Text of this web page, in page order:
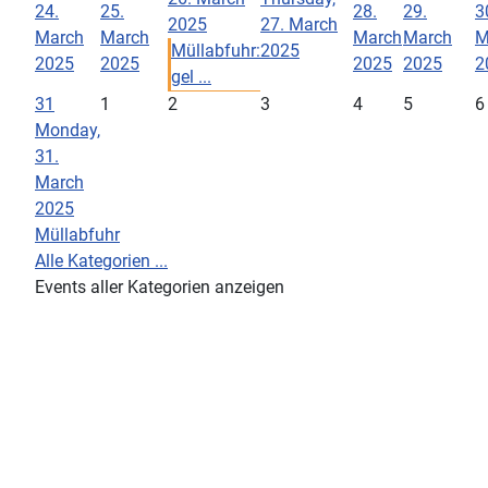
24.
March
2025
25.
March
2025
2025
Müllabfuhr:
gel ...
27. March
2025
28.
March
2025
29.
March
2025
31
Monday,
31.
March
2025
1 2 3 4 5 6
Müllabfuhr
Alle Kategorien ...
Events aller Kategorien anzeigen